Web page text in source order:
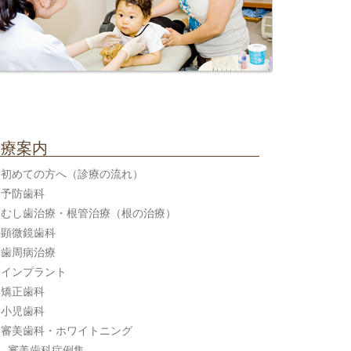
案内
初めての方へ（診療の流れ）
予防歯科
むし歯治療・根管治療（根の治療）
顕微鏡歯科
歯周病治療
インプラント
矯正歯科
小児歯科
審美歯科・ホワイトニング